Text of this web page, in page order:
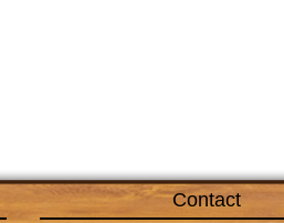
Contact